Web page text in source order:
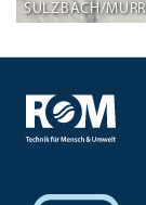
SULZBACH/MURR